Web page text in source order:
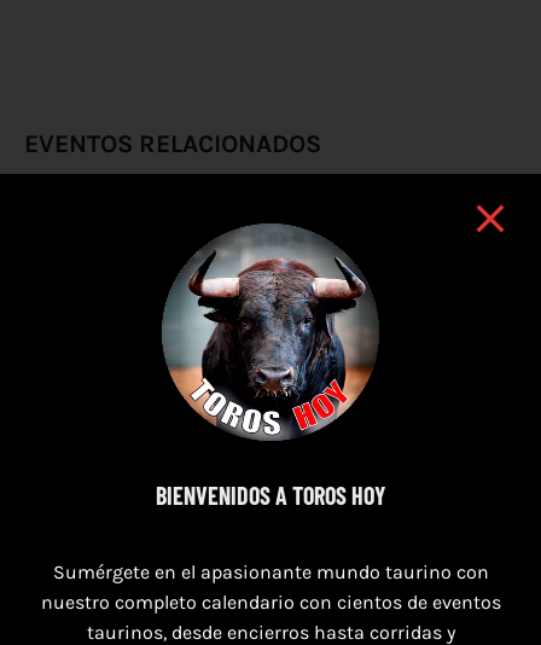
EVENTOS RELACIONADOS
BIENVENIDOS A TOROS HOY
Sumérgete en el apasionante mundo taurino con
nuestro completo calendario con cientos de eventos
taurinos, desde encierros hasta corridas y